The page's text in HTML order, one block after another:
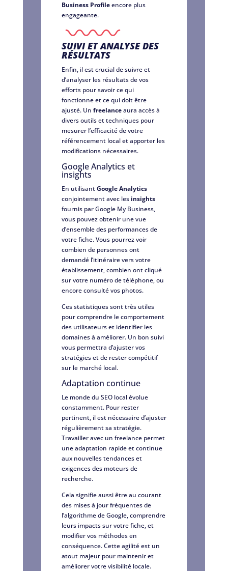
Business Profileencore plus
engageante.
SUIVI ET ANALYSE DES
RÉSULTATS
Enfin, il est crucial de suivre et
d’analyser les résultats de vos
efforts pour savoir ce qui
fonctionne et ce qui doit être
ajusté. Un freelanceaura accès à
divers outils et techniques pour
mesurer l’efficacité de votre
référencement local et apporter les
modifications nécessaires.
Google Analytics et
insights
En utilisantGoogle Analytics
conjointement avec les insights
fournis par Google My Business,
vous pouvez obtenir une vue
d’ensemble des performances de
votre fiche. Vous pourrez voir
combien de personnes ont
demandé l’itinéraire vers votre
établissement, combien ont cliqué
sur votre numéro de téléphone, ou
encore consulté vos photos.
Ces statistiques sont très utiles
pour comprendre le comportement
des utilisateurs et identifier les
domaines à améliorer. Un bon suivi
vous permettra d’ajuster vos
stratégies et de rester compétitif
sur le marché local.
Adaptation continue
Le monde du SEO local évolue
constamment. Pour rester
pertinent, il est nécessaire d’ajuster
régulièrement sa stratégie.
Travailler avec un freelance permet
une adaptation rapide et continue
aux nouvelles tendances et
exigences des moteurs de
recherche.
Cela signifie aussi être au courant
des mises à jour fréquentes de
l’algorithme de Google, comprendre
leurs impacts sur votre fiche, et
modifier vos méthodes en
conséquence. Cette agilité est un
atout majeur pour maintenir et
améliorer votre visibilité locale.